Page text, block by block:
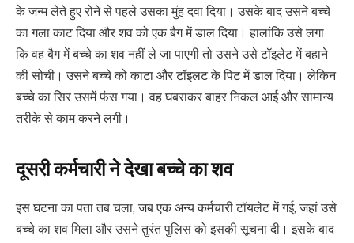
के जन्म लेते हुए रोने से पहले उसका मुंह दवा दिया। उसके बाद उसने बच्चे
का गला काट दिया और शव को एक बैग में डाल दिया। हालांकि उसे लगा
कि वह बैग में बच्चे का शव नहीं ले जा पाएगी तो उसने उसे टॉइलेट में बहाने
की सोची। उसने बच्चे को काटा और टॉइलट के पिट में डाल दिया। लेकिन
बच्चे का सिर उसमें फंस गया। वह घबराकर बाहर निकल आई और सामान्य
तरीके से काम करने लगी।
दूसरी कर्मचारी ने देखा बच्चे का शव
इस घटना का पता तब चला, जब एक अन्य कर्मचारी टॉयलेट में गई, जहां उसे
बच्चे का शव मिला और उसने तुरंत पुलिस को इसकी सूचना दी। इसके बाद